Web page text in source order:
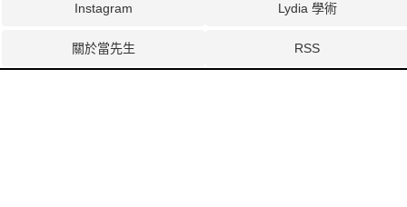
Instagram Lydia 學術
關於當先生 RSS